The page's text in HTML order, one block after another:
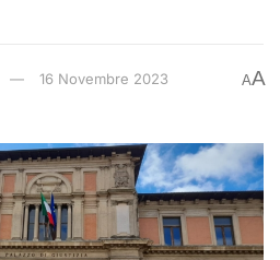
16 Novembre 2023 AA